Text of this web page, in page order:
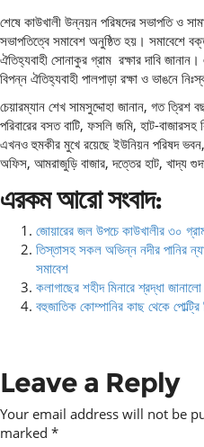
শেষে কাউখালী উন্নয়ন পরিষদের সভাপতি ও
সভাপতিত্বে সমাবেশ অনুষ্ঠিত হয়। সমাবেশে
ঐতিহ্যবাহী সোনাকুর গ্রাম রক্ষার দাবি
বিপন্ন ঐতিহ্যবাহী পালপাড়া রক্ষা ও ভাঙনে
চেয়ারম্যান শেখ সামসুদ্দোহা জানান, গত
পরিবারের বসত বাটি, ফসলি জমি, হাট-বাজারসহ
এখনও হুমকীর মুখে রয়েছে ইউনিয়ন পরিষদ
অফিস, আমরাজুড়ি বাজার, দত্তের হাট, খাদ্য
এরকম আরো সংবাদ:
জোয়ারের জল উপচে কাউখালীর ৩০
তিস্তাসহ সকল অভিন্ন নদীর পানির
সমাবেশ
কলাগাছের শহীদ মিনারে শ্রদ্ধা
বহুজাতিক কোম্পানির কাছ থেকে পোল্ট্রি
Leave a Reply
Your email address will not be
marked *